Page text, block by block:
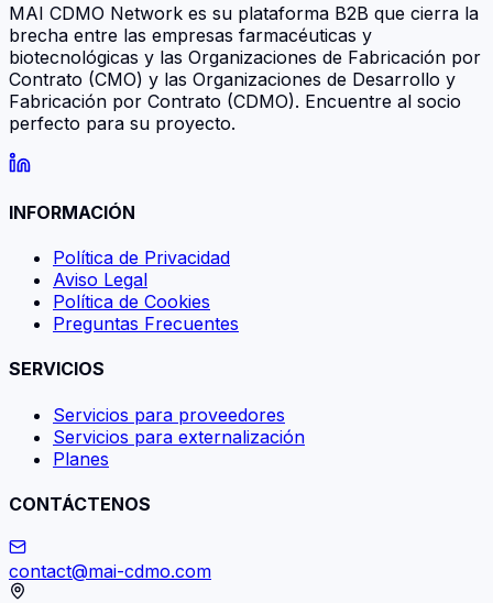
MAI CDMO Network es su plataforma B2B que cierra la
brecha entre las empresas farmacéuticas y
biotecnológicas y las Organizaciones de Fabricación por
Contrato (CMO) y las Organizaciones de Desarrollo y
Fabricación por Contrato (CDMO). Encuentre al socio
perfecto para su proyecto.
INFORMACIÓN
Política de Privacidad
Aviso Legal
Política de Cookies
Preguntas Frecuentes
SERVICIOS
Servicios para proveedores
Servicios para externalización
Planes
CONTÁCTENOS
contact@mai-cdmo.com